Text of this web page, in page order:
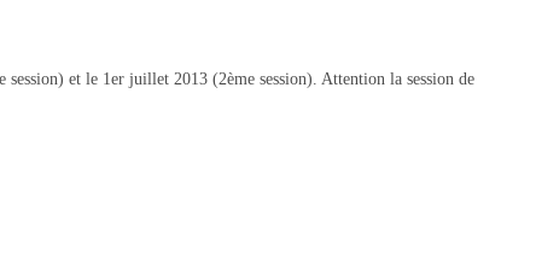
session) et le 1er juillet 2013 (2ème session). Attention la session de